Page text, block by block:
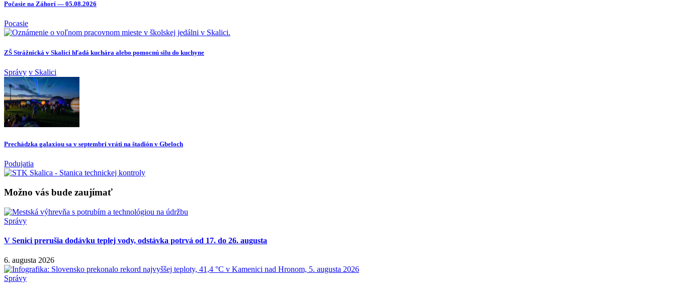
Počasie na Záhorí — 05.08.2026
Pocasie
ZŠ Strážnická v Skalici hľadá kuchára alebo pomocnú silu do kuchyne
Správy v Skalici
Prechádzka galaxiou sa v septembri vráti na štadión v Gbeloch
Podujatia
Možno vás bude zaujímať
Správy
V Senici prerušia dodávku teplej vody, odstávka potrvá od 17. do 26. augusta
6. augusta 2026
Správy